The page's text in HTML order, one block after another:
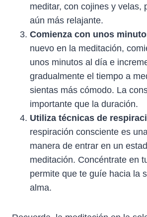
meditar, con cojines y velas,
aún más relajante.
Comienza con unos
nuevo en la meditación,
unos minutos al día e
gradualmente el tiempo a
sientas más cómodo. La
importante que la duración.
Utiliza técnicas de
respiración consciente es
manera de entrar en un
meditación. Concéntrate en
permite que te guíe hacia la
alma.